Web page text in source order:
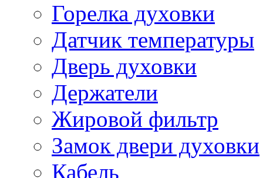
Горелка духовки
Датчик температуры
Дверь духовки
Держатели
Жировой фильтр
Замок двери духовки
Кабель